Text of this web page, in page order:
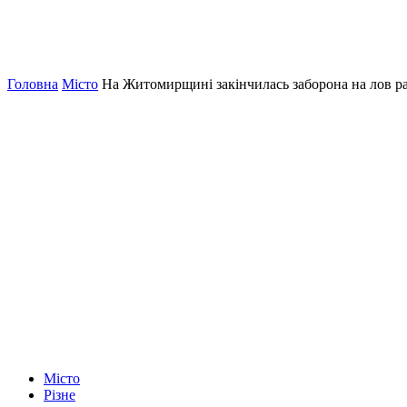
Головна Місто На Житомирщині закінчилась заборона на лов
Місто
Різне